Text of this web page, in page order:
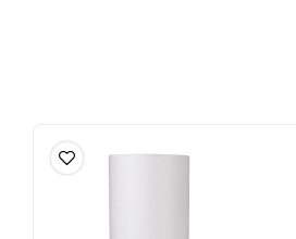
Bestaat uit natuurlijke